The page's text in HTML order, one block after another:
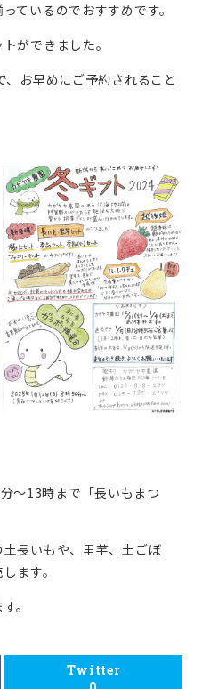
ているのでおすすめです。
ができました。
、お早めにご予約されること
～13時まで「長いもまつ
長いもや、里芋、土ごぼ
ます。
。
Twitter